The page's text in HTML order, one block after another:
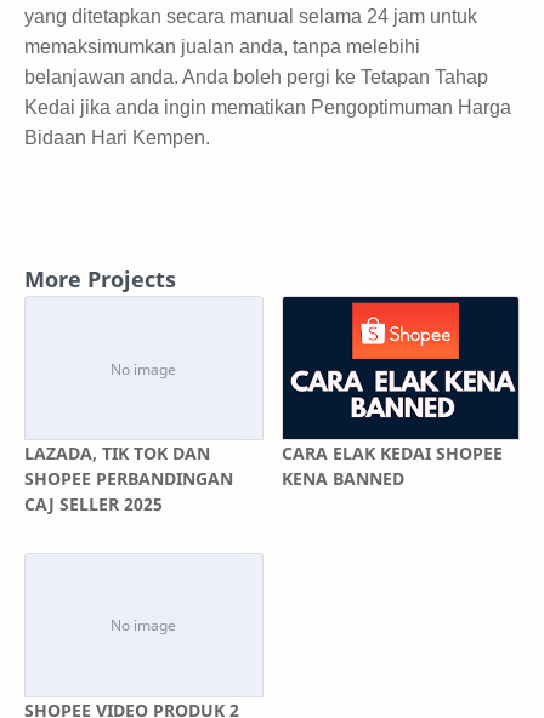
yang ditetapkan secara manual selama 24 jam untuk
memaksimumkan jualan anda, tanpa melebihi
belanjawan anda. Anda boleh pergi ke Tetapan Tahap
Kedai jika anda ingin mematikan Pengoptimuman Harga
Bidaan Hari Kempen.
More Projects
LAZADA, TIK TOK DAN
SHOPEE PERBANDINGAN
CAJ SELLER 2025
CARA ELAK KEDAI SHOPEE
KENA BANNED
SHOPEE VIDEO PRODUK 2